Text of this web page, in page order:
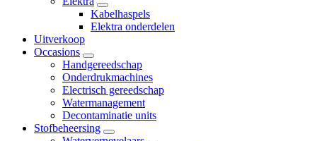
Kabelhaspels
Elektra onderdelen
Uitverkoop
Occasions
Handgereedschap
Onderdrukmachines
Electrisch gereedschap
Watermanagement
Decontaminatie units
Stofbeheersing